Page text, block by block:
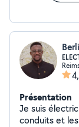
Présentation
Je suis
conduits et